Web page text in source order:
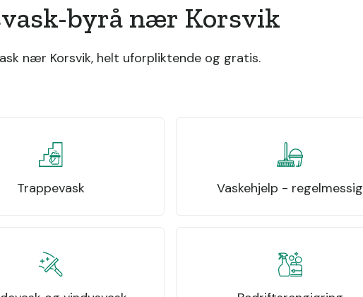
byrå nær Korsvik
nær Korsvik, helt uforpliktende og gratis.
Trappevask Vaskehjelp - regelmessig